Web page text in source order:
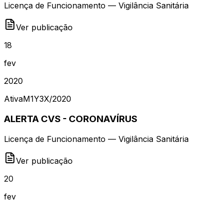
Licença de Funcionamento — Vigilância Sanitária
Ver publicação
18
fev
2020
AtivaM1Y3X/2020
ALERTA CVS - CORONAVÍRUS
Licença de Funcionamento — Vigilância Sanitária
Ver publicação
20
fev